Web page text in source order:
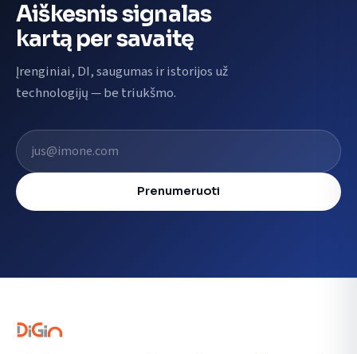
Aiškesnis signalas
kartą per savaitę
Įrenginiai, DI, saugumas ir istorijos už
technologijų — be triukšmo.
El. pašto adresas
Prenumeruoti